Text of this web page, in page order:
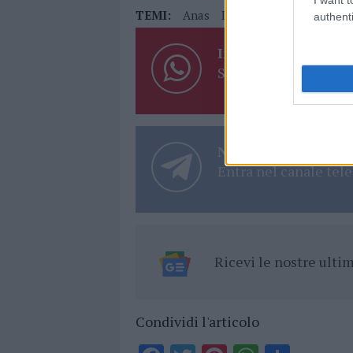
TEMI: Anas Lavori Tunnel Olbia
Inviaci le tue
Su WhatsApp al
Notizie in tempo
Entra nel canale
Ricevi le nostre
Condividi l'articolo